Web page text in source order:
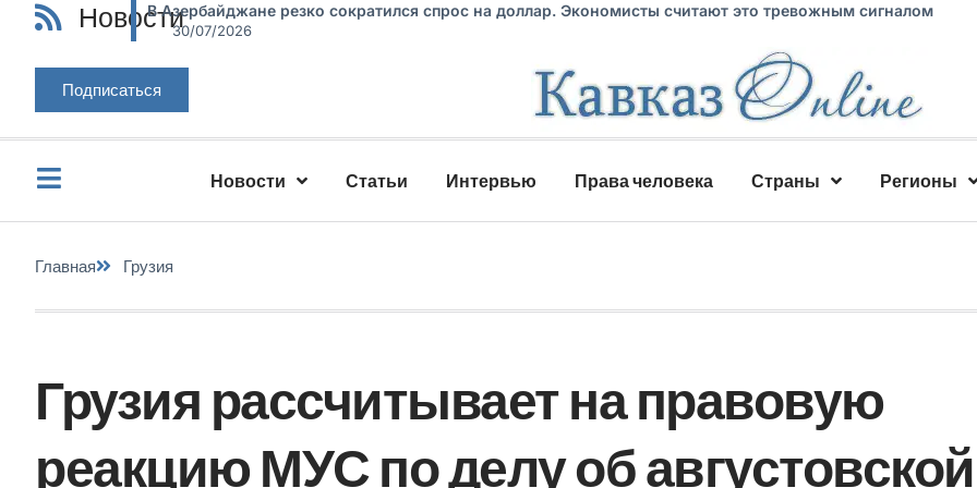
НовостиВ Азербайджане резко сократился спрос на доллар. Экономисты считают это тревожным сигналом
30/07/2026
Подписаться
Новости Статьи Интервью Права человека Страны Регионы
Главная Грузия
Грузия рассчитывает на правовую
реакцию МУС по делу об августовской